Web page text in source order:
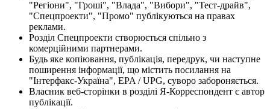
"Регіони", "Гроші", "Влада", "Вибори", "Тест-драйв",
"Спецпроекти", "Промо" публікуються на правах
реклами.
Розділ Спецпроекти створюється спільно з
комерційними партнерами.
Будь яке копіювання, публікація, передрук, чи наступне
поширення інформації, що містить посилання на
"Інтерфакс-Україна", EPA / UPG, суворо забороняється.
Власник веб-сторінки в розділі Я-Корреспондент є автор
публікації.